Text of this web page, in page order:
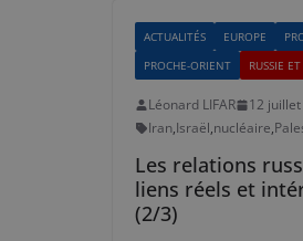
ACTUALITÉS EUROPE
PROCHE-ORIENT
RUSSIE
Léonard LIFAR 12
Iran,Israël,nucléaire,
Les relations
liens réels et
(2/3)